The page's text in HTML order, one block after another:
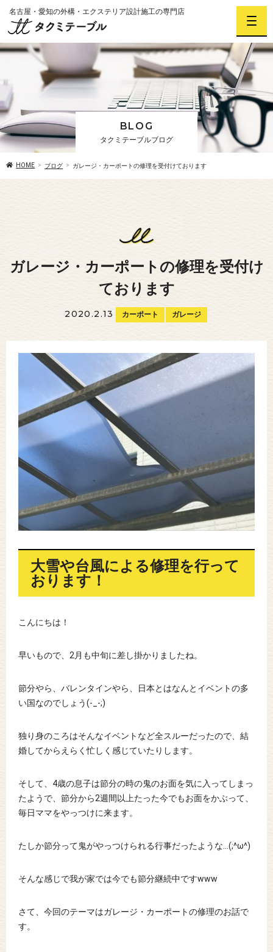
名古屋・愛知の外構・エクステリア設計施工の専門店
BLOG
タクミテーブルブログ
HOME ブログ ガレージ・カーポートの修理を受付けております
ガレージ・カーポートの修理を受付け
ております
2020.2.13 カーポート ガレージ
大雪や台風による修理を行って
おります！
こんにちは！
早いもので、2月も中旬に差し掛かりましたね。
節分やら、バレンタインやら、日本とはなんとイベントの多
い国なのでしょう(-_-;)
独り身のころはそんなイベントなど全スルーだったので、結
婚してからえらく忙しく感じていたりします。
そして、4歳の息子は節分の時の鬼のお面を気に入ってしまっ
たようで、節分から2週間以上たった今でもお面をかぶって、
毎日ママをやっつけに来ます。
たしか節分って鬼がやっつけられる行事だったような…(;^ω^)
そんな感じで我が家では今でも節分継続中ですwww
さて、今回のテーマはガレージ・カーポートの修理のお話で
す。